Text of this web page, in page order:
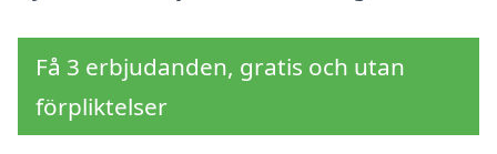
Få 3 erbjudanden, gratis och utan
förpliktelser